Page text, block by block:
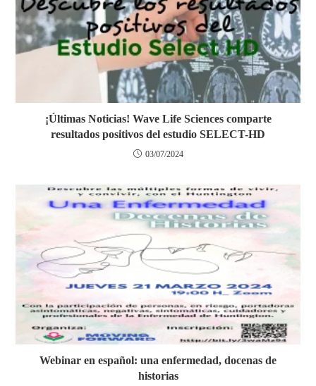
¡Últimas Noticias! Wave Life Sciences comparte
resultados positivos del estudio SELECT-HD
03/07/2024
Webinar en español: una enfermedad, docenas de
historias